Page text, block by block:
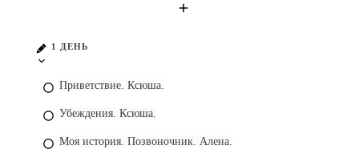
1 ДЕНЬ
Приветствие. Ксюша.
Убеждения. Ксюша.
Моя история. Позвоночник. Алена.